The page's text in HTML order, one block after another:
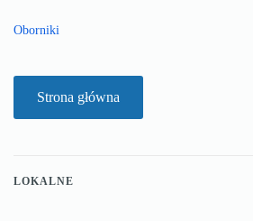
Oborniki
Strona główna
LOKALNE